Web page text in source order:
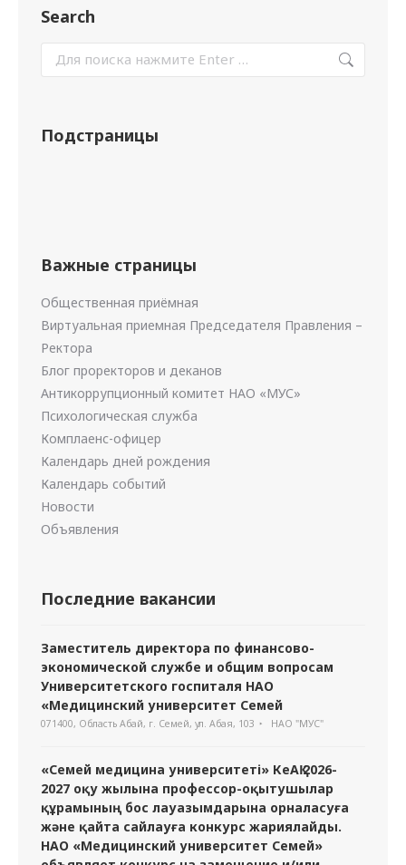
Search
Подстраницы
Важные страницы
Общественная приёмная
Виртуальная приемная Председателя Правления –
Ректора
Блог проректоров и деканов
Антикоррупционный комитет НАО «МУС»
Психологическая служба
Комплаенс-офицер
Календарь дней рождения
Календарь событий
Новости
Объявления
Последние вакансии
Заместитель директора по финансово-
экономической службе и общим вопросам
Университетского госпиталя НАО
«Медицинский университет Семей
071400, Область Абай, г. Семей, ул. Абая, 103 НАО "МУС"
«Семей медицина университеті» КеАҚ 2026-
2027 оқу жылына профессор-оқытушылар
құрамының бос лауазымдарына орналасуға
және қайта сайлауға конкурс жариялайды.
НАО «Медицинский университет Семей»